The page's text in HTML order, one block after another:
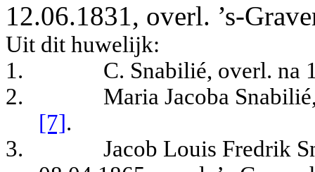
12.06.1831, overl. ’s-
Uit dit huwelijk:
1.
C. Snabilié, overl. na
2.
Maria Jacoba
[7].
3.
Jacob Louis Fredrik